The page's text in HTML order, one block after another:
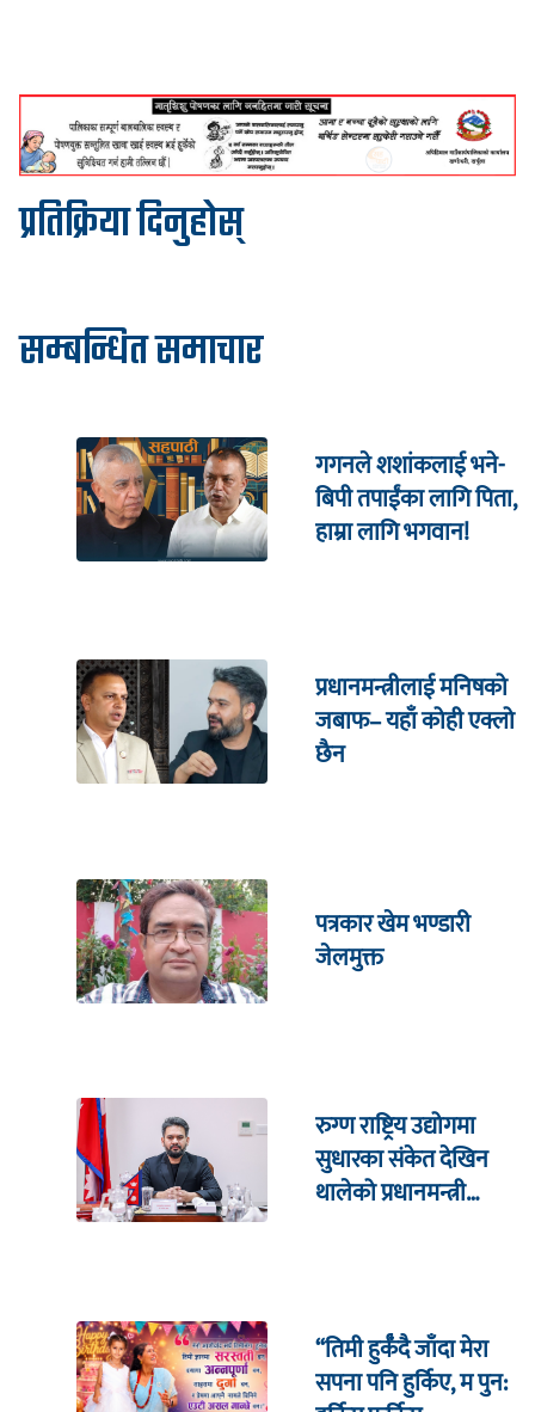
प्रतिक्रिया दिनुहोस्
सम्बन्धित समाचार
गगनले शशांकलाई भने-
बिपी तपाईंका लागि पिता,
हाम्रा लागि भगवान!
प्रधानमन्त्रीलाई मनिषको
जबाफ– यहाँ कोही एक्लो
छैन
पत्रकार खेम भण्डारी
जेलमुक्त
रुग्ण राष्ट्रिय उद्योगमा
सुधारका संकेत देखिन
थालेको प्रधानमन्त्री
“तिमी हुर्कँदै जाँदा मेरा
सपना पनि हुर्किए, म पुन: